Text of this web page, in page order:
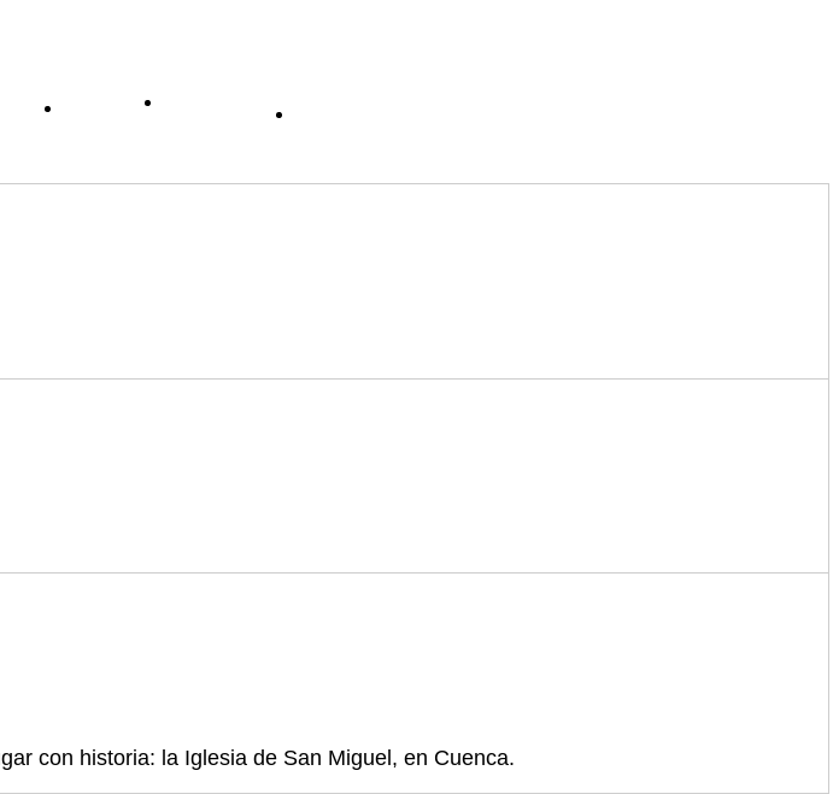
Contacto Aula Virtual
con historia: la Iglesia de San Miguel, en Cuenca.